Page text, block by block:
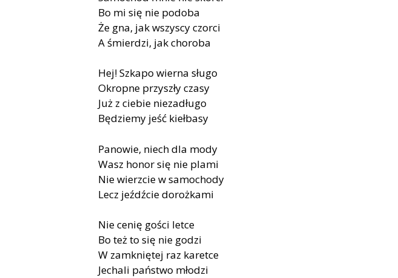
Bo mi się nie podoba
Że gna, jak wszyscy czorci
A śmierdzi, jak choroba
Hej! Szkapo wierna sługo
Okropne przyszły czasy
Już z ciebie niezadługo
Będziemy jeść kiełbasy
Panowie, niech dla mody
Wasz honor się nie plami
Nie wierzcie w samochody
Lecz jeźdźcie dorożkami
Nie cenię gości letce
Bo też to się nie godzi
W zamkniętej raz karetce
Jechali państwo młodzi